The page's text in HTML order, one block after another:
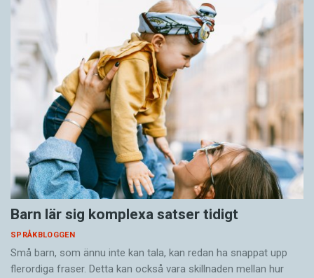
Barn lär sig komplexa satser tidigt
SPRÅKBLOGGEN
Små barn, som ännu inte kan tala, kan redan ha snappat upp
flerordiga fraser. Detta kan också vara skillnaden mellan hur